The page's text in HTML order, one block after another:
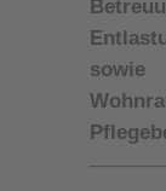
sowie